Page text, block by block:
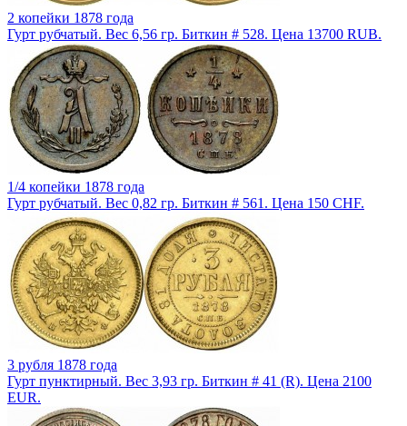
2 копейки 1878 года
Гурт рубчатый. Вес 6,56 гр. Биткин # 528. Цена 13700 RUB.
1/4 копейки 1878 года
Гурт рубчатый. Вес 0,82 гр. Биткин # 561. Цена 150 CHF.
3 рубля 1878 года
Гурт пунктирный. Вес 3,93 гр. Биткин # 41 (R). Цена 2100
EUR.